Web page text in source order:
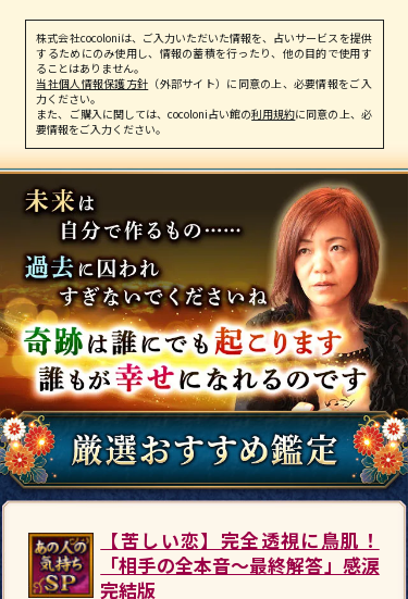
株式会社cocoloniは、ご入力いただいた情報を、占いサービスを提供
するためにのみ使用し、情報の蓄積を行ったり、他の目的で使用す
ることはありません。
当社個人情報保護方針 （外部サイト）に同意の上、必要情報をご入
力ください。
また、ご購入に関しては、cocoloni占い館の利用規約に同意の上、必
要情報をご入力ください。
【苦しい恋】完全透視に鳥肌！
「相手の全本音〜最終解答」感涙
完結版